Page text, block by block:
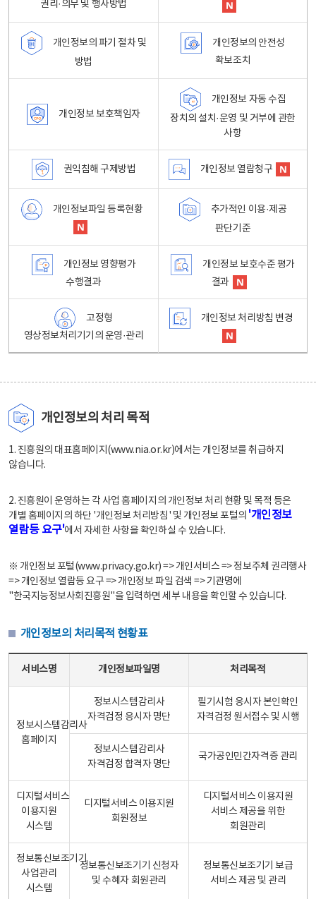
권리·의무 및 행사방법
개인정보의 파기 절차 및
방법
개인정보의 안전성
확보조치
개인정보 보호책임자
개인정보 자동 수집
장치의 설치·운영 및 거부에 관한
사항
권익침해 구제방법 개인정보 열람청구
개인정보파일 등록현황
추가적인 이용·제공
판단기준
개인정보 영향평가
수행결과
개인정보 보호수준 평가
결과
고정형
영상정보처리기기의 운영·관리
개인정보 처리방침 변경
개인정보의 처리 목적
1. 진흥원의 대표홈페이지(www.nia.or.kr)에서는 개인정보를 취급하지
않습니다.
2. 진흥원이 운영하는 각 사업 홈페이지의 개인정보 처리 현황 및 목적 등은
개별 홈페이지의 하단 '개인정보 처리방침' 및 개인정보 포털의 '개인정보
열람등 요구'에서 자세한 사항을 확인하실 수 있습니다.
※ 개인정보 포털(www.privacy.go.kr) => 개인서비스 => 정보주체 권리행사
=> 개인정보 열람등 요구 => 개인정보 파일 검색 => 기관명에
"한국지능정보사회진흥원"을 입력하면 세부 내용을 확인할 수 있습니다.
개인정보의 처리목적 현황표
서비스명 개인정보파일명 처리목적
정보시스템감리사
홈페이지
정보시스템감리사
자격검정 응시자 명단
필기시험 응시자 본인확인
자격검정 원서접수 및 시행
정보시스템감리사
자격검정 합격자 명단
국가공인민간자격증 관리
디지털서비스
이용지원
시스템
디지털서비스 이용지원
회원정보
디지털서비스 이용지원
서비스 제공을 위한
회원관리
정보통신보조기기
사업관리
시스템
정보통신보조기기 신청자
및 수혜자 회원관리
정보통신보조기기 보급
서비스 제공 및 관리